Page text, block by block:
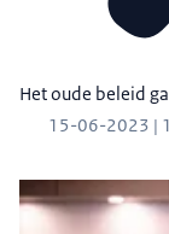
Het oude beleid
15-06-2023 |